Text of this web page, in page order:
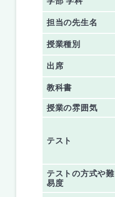
担当の先生名
授業種別
出席
教科書
授業の雰囲気
テスト
テストの方式や難
易度